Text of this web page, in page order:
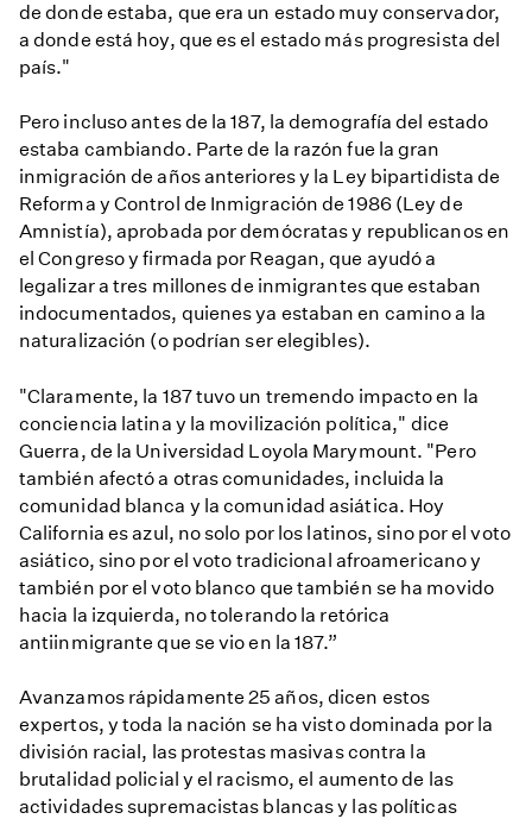
de donde estaba, que era un estado muy conservador,
a donde está hoy, que es el estado más progresista del
país."
Pero incluso antes de la 187, la demografía del estado
estaba cambiando. Parte de la razón fue la gran
inmigración de años anteriores y la Ley bipartidista de
Reforma y Control de Inmigración de 1986 (Ley de
Amnistía), aprobada por demócratas y republicanos en
el Congreso y firmada por Reagan, que ayudó a
legalizar a tres millones de inmigrantes que estaban
indocumentados, quienes ya estaban en camino a la
naturalización (o podrían ser elegibles).
"Claramente, la 187 tuvo un tremendo impacto en la
conciencia latina y la movilización política," dice
Guerra, de la Universidad Loyola Marymount. "Pero
también afectó a otras comunidades, incluida la
comunidad blanca y la comunidad asiática. Hoy
California es azul, no solo por los latinos, sino por el voto
asiático, sino por el voto tradicional afroamericano y
también por el voto blanco que también se ha movido
hacia la izquierda, no tolerando la retórica
antiinmigrante que se vio en la 187.”
Avanzamos rápidamente 25 años, dicen estos
expertos, y toda la nación se ha visto dominada por la
división racial, las protestas masivas contra la
brutalidad policial y el racismo, el aumento de las
actividades supremacistas blancas y las políticas